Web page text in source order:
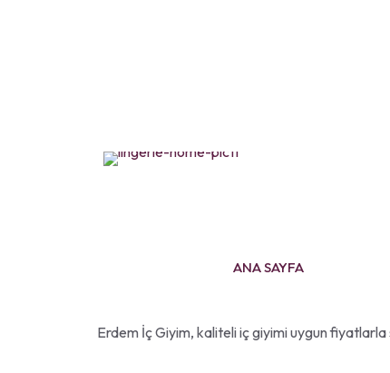
ANA SAYFA
Erdem İç Giyim, kaliteli iç giyimi uygun